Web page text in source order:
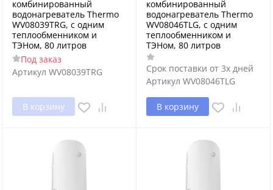
комбинированный
водонагреватель Thermo
WV08039TRG, с одним
теплообменником и
ТЭНом, 80 литров
Под заказ
Артикул WV08039TRG
В корзину
комбинированный
водонагреватель Thermo
WV08046TLG, с одним
теплообменником и
ТЭНом, 80 литров
Срок поставки от 3х дней
Артикул WV08046TLG
В корзину